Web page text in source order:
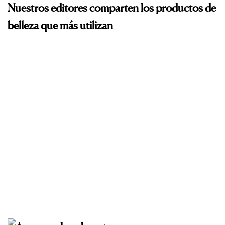
Nuestros editores comparten los productos de
belleza que más utilizan